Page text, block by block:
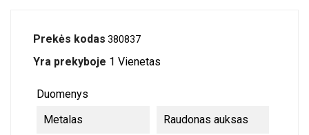
Prekės kodas 380837
Yra prekyboje 1 Vienetas
Duomenys
Metalas
Raudonas auksas